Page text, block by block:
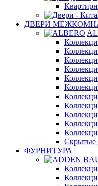
ДВЕРИ
Скрытые
ФУРНИТУРА